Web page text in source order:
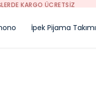
KARGO ÜCRETSİZ
İpek Pijama Takımı